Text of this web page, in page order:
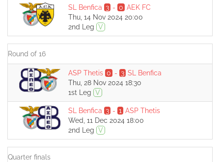
SL Benfica 3 - 0 AEK FC
Thu, 14 Nov 2024 20:00
2nd Leg V
Round of 16
ASP Thetis 0 - 3 SL Benfica
Thu, 28 Nov 2024 18:30
1st Leg V
SL Benfica 3 - 1 ASP Thetis
Wed, 11 Dec 2024 18:00
2nd Leg V
Quarter finals